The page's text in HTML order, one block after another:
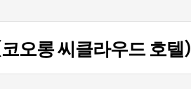
오롱 씨클라우드 호텔）